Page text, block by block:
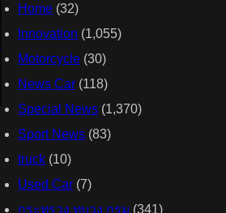
Home (32)
Innovation (1,055)
Motorcycle (30)
News Car (118)
Special News (1,370)
Sport News (83)
truck (10)
Used Car (7)
กระทรวง ทบวง กรม (341)